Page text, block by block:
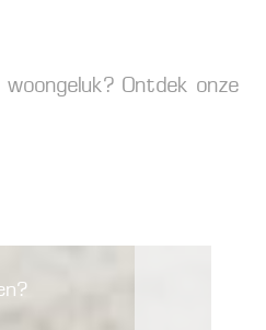
Ontdek onze